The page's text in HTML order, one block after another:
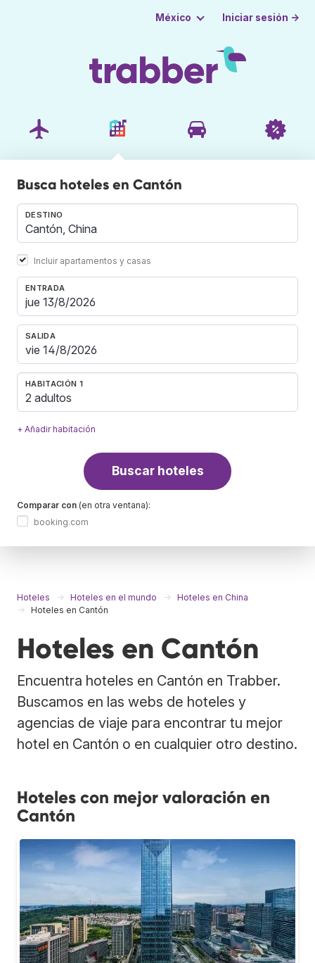
México Iniciar sesión →
Busca hoteles en Cantón
DESTINO
Incluir apartamentos y casas
ENTRADA
SALIDA
HABITACIÓN 1
2 adultos
+ Añadir habitación
Buscar hoteles
Comparar con (en otra ventana):
booking.com
Hoteles Hoteles en el mundo
Hoteles en China
Hoteles en Cantón
Hoteles en Cantón
Encuentra hoteles en Cantón en Trabber.
Buscamos en las webs de hoteles y
agencias de viaje para encontrar tu mejor
hotel en Cantón o en cualquier otro destino.
Hoteles con mejor valoración en
Cantón